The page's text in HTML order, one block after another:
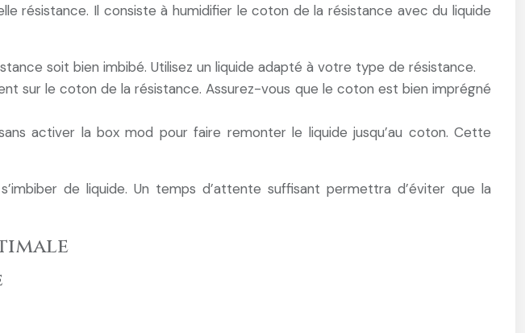
résistance. Il consiste à humidifier le coton de la résistance avec du liquide
soit bien imbibé. Utilisez un liquide adapté à votre type de résistance.
sur le coton de la résistance. Assurez-vous que le coton est bien imprégné
activer la box mod pour faire remonter le liquide jusqu’au coton. Cette
de liquide. Un temps d’attente suffisant permettra d’éviter que la